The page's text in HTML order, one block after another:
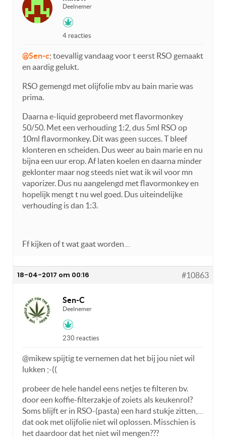
Deelnemer
4 reacties
@Sen-c; toevallig vandaag voor t eerst RSO gemaakt
en aardig gelukt.
RSO gemengd met olijfolie mbv au bain marie was
prima.
Daarna e-liquid geprobeerd met flavormonkey
50/50. Met een verhouding 1:2, dus 5ml RSO op
10ml flavormonkey. Dit was geen succes. T bleef
klonteren en scheiden. Dus weer au bain marie en nu
bijna een uur erop. Af laten koelen en daarna minder
geklonter maar nog steeds niet wat ik wil voor mn
vaporizer. Dus nu aangelengd met flavormonkey en
hopelijk mengt t nu wel goed. Dus uiteindelijke
verhouding is dan 1:3.
Ff kijken of t wat gaat worden…
18-04-2017 om 00:16 #10863
Sen-C
Deelnemer
230 reacties
@mikew spijtig te vernemen dat het bij jou niet wil
lukken ;-((
probeer de hele handel eens netjes te filteren bv.
door een koffie-filterzakje of zoiets als keukenrol?
Soms blijft er in RSO-(pasta) een hard stukje zitten,…
dat ook met olijfolie niet wil oplossen. Misschien is
het daardoor dat het niet wil mengen???